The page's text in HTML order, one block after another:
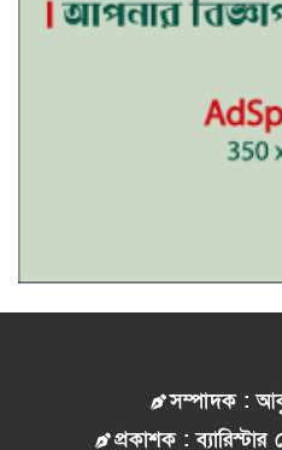
সম্পাদক :
প্রকাশক : ব্যারিস্টার